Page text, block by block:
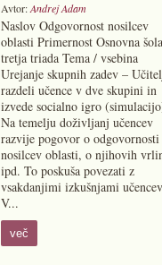
Avtor:Andrej Adam
Naslov Odgovornost nosilcev
oblasti Primernost Osnovna
tretja triada Tema / vsebina
Urejanje skupnih zadev –
razdeli učence v dve skupini in
izvede socialno igro
Na temelju doživljanj učencev
razvije pogovor o odgovornosti
nosilcev oblasti, o njihovih
ipd. To poskuša povezati z
vsakdanjimi izkušnjami
V...
več